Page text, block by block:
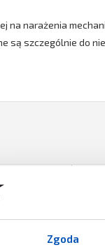
Zgoda
na narażenia
są szczególnie do